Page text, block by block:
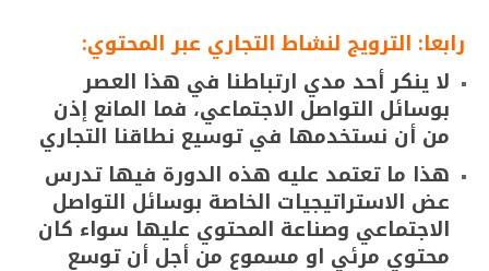
رابعا: الترويج لنشاط التجاري عبر المحتوي:
لا ينكر أحد مدي ارتباطنا في هذا العصر
بوسائل التواصل الاجتماعي، فما المانع إذن
من أن نستخدمها في توسيع نطاقنا التجاري
هذا ما تعتمد عليه هذه الدورة فيها تدرس
عض الاستراتيجيات الخاصة بوسائل التواصل
الاجتماعي وصناعة المحتوي عليها سواء كان
محتوي مرئي او مسموع من أجل أن توسع